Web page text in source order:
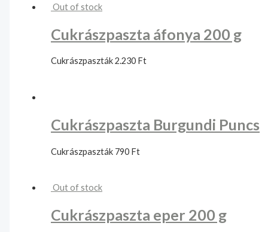
Out of stock
Cukrászpaszta áfonya 200 g
Cukrászpaszták2.230 Ft
Cukrászpaszta Burgundi Puncs
Cukrászpaszták 790 Ft
Out of stock
Cukrászpaszta eper 200 g